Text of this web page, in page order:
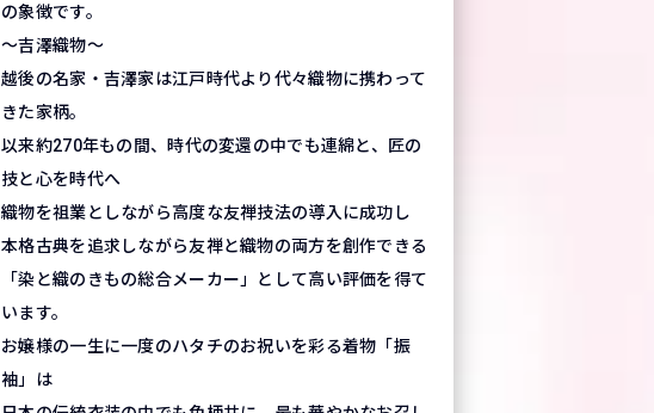
の象徴です。
～吉澤織物～
越後の名家・吉澤家は江戸時代より代々織物に携わって
きた家柄。
以来約270年もの間、時代の変還の中でも連綿と、匠の
技と心を時代へ
織物を祖業としながら高度な友禅技法の導入に成功し
本格古典を追求しながら友禅と織物の両方を創作できる
「染と織のきもの総合メーカー」として高い評価を得て
います。
お嬢様の一生に一度のハタチのお祝いを彩る着物「振
袖」は